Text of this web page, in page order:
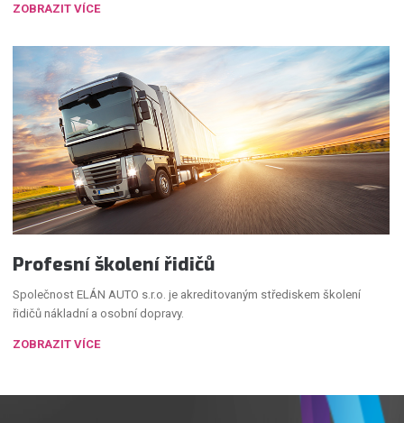
ZOBRAZIT VÍCE
Profesní školení řidičů
Společnost ELÁN AUTO s.r.o. je akreditovaným střediskem školení
řidičů nákladní a osobní dopravy.
ZOBRAZIT VÍCE